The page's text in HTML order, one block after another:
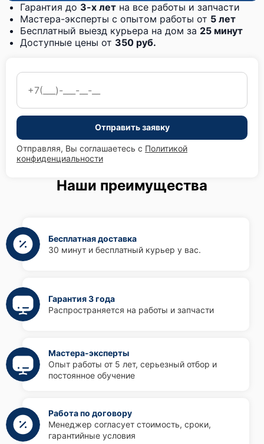
Гарантия до 3-х лет на все работы и запчасти
Мастера-эксперты с опытом работы от 5 лет
Бесплатный выезд курьера на дом за 25 минут
Доступные цены от 350 руб.
Отправить заявку
Отправляя, Вы соглашаетесь с Политикой
конфиденциальности
Наши преимущества
Бесплатная доставка
30 минут и бесплатный курьер у вас.
Гарантия 3 года
Распространяется на работы и запчасти
Мастера-эксперты
Опыт работы от 5 лет, серьезный отбор и
постоянное обучение
Работа по договору
Менеджер согласует стоимость, сроки,
гарантийные условия